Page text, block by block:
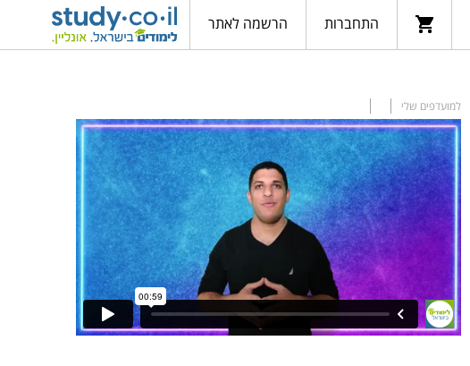
הרשמה לאתר התחברות
למועדפים שלי